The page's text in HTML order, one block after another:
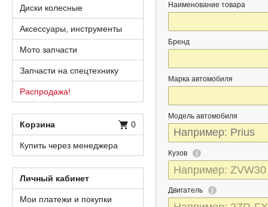
Наименование товара
Бренд
Марка автомобиля
Модель автомобиля
Кузов
Двигатель
Диски колесные
Аксессуары, инструменты
Мото запчасти
Запчасти на спецтехнику
Распродажа!
Корзина 0
Купить через менеджера
Личный кабинет
Мои платежи и покупки